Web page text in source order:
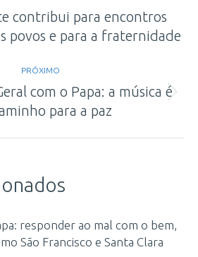
Post
anterior:
contribui para encontros
povos e para a fraternidade
PRÓXIMO
Próximo
post:
com o Papa: a música é
para a paz
responder ao mal com o bem,
São Francisco e Santa Clara